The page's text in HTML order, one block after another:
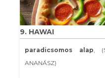
9. HAWAI
paradicsomos alap,
ANANÁSZ)